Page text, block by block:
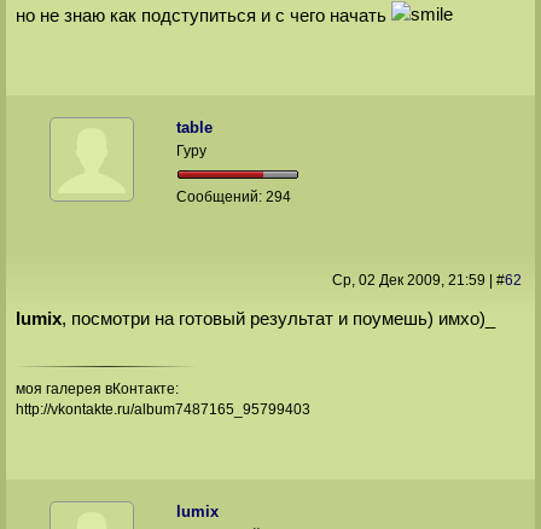
но не знаю как подступиться и с чего начать
table
Гуру
Сообщений:294
Ср, 02 Дек 2009, 21:59 #62
lumix, посмотри на готовый результат и поумешь) имхо)_
моя галерея вКонтакте:
http://vkontakte.ru/album7487165_95799403
lumix